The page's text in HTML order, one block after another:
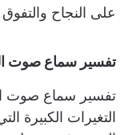
على النجاح
تفسير سماع صوت
تفسير سماع صوت
التغيرات الكبيرة